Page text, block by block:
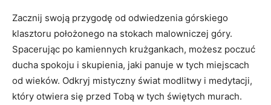
Zacznij swoją przygodę od odwiedzenia górskiego
klasztoru położonego na stokach malowniczej góry.
Spacerując po kamiennych krużgankach, możesz poczuć
ducha spokoju i skupienia, jaki panuje w tych‍ miejscach
od wieków. ​Odkryj mistyczny świat modlitwy i ‍medytacji,⁣
który otwiera się przed Tobą w tych świętych murach.